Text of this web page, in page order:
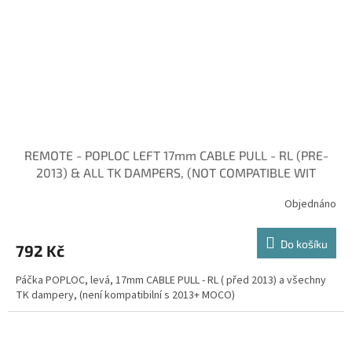
REMOTE - POPLOC LEFT 17mm CABLE PULL - RL (PRE-
2013) & ALL TK DAMPERS, (NOT COMPATIBLE WIT
Objednáno
792 Kč Do košíku
Páčka POPLOC, levá, 17mm CABLE PULL - RL ( před 2013) a všechny
TK dampery, (není kompatibilní s 2013+ MOCO)